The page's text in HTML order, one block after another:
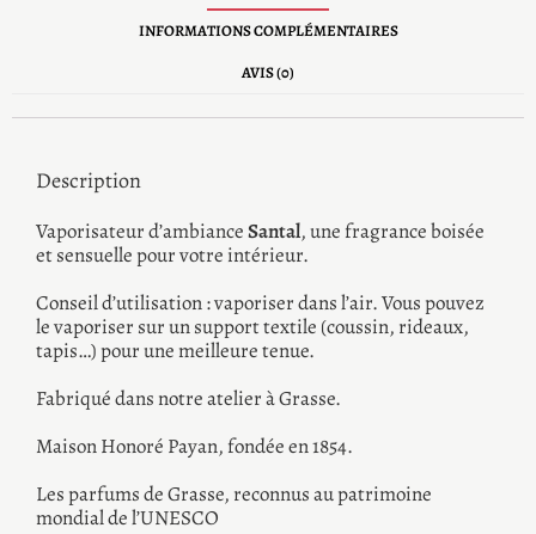
INFORMATIONS COMPLÉMENTAIRES
AVIS (0)
Description
Vaporisateur d’ambianceSantal, une fragrance boisée
et sensuelle pour votre intérieur.
Conseil d’utilisation : vaporiser dans l’air. Vous pouvez
le vaporiser sur un support textile (coussin, rideaux,
tapis…) pour une meilleure tenue.
Fabriqué dans notre atelier à Grasse.
Maison Honoré Payan, fondée en 1854.
Les parfums de Grasse, reconnus au patrimoine
mondial de l’UNESCO